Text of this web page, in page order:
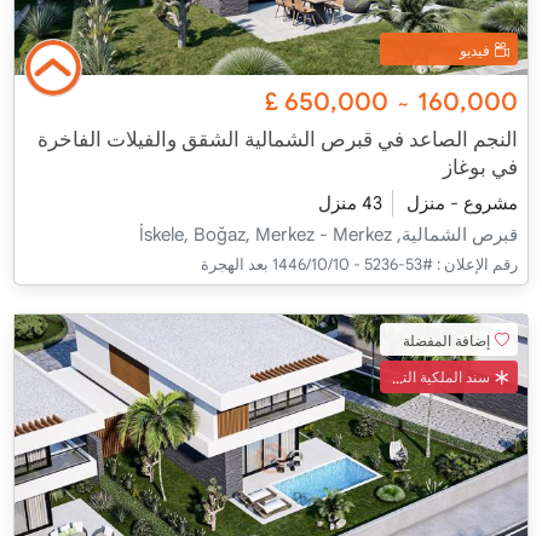
فيديو
160,000
~
650,000
£
النجم الصاعد في قبرص الشمالية الشقق والفيلات الفاخرة
في بوغاز
مشروع - منزل
43 منزل
قبرص الشمالية, İskele, Boğaz, Merkez - Merkez
رقم الإعلان : #53-5236 - 10‏‏/10‏‏/1446 بعد الهجرة
إضافة المفضلة
سند الملكية التركي